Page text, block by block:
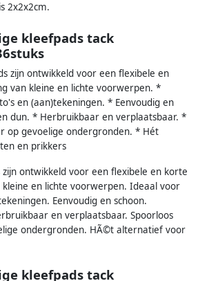
2x2x2cm.
kleefpads tack
zijn ontwikkeld voor een flexibele en
van kleine en lichte voorwerpen. *
en (aan)tekeningen. * Eenvoudig en
dun. * Herbruikbaar en verplaatsbaar. *
op gevoelige ondergronden. * Hét
en prikkers
zijn ontwikkeld voor een flexibele en korte
en lichte voorwerpen. Ideaal voor
Eenvoudig en schoon.
en verplaatsbaar. Spoorloos
ondergronden. HÃ©t alternatief voor
kleefpads tack